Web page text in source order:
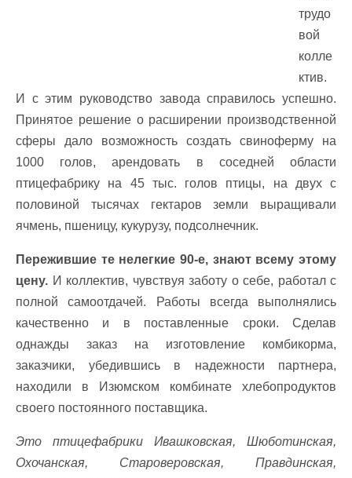
трудо
вой
колле
ктив.
И с этим руководство завода справилось успешно.
Принятое решение о расширении производственной
сферы дало возможность создать свиноферму на
1000 голов, арендовать в соседней области
птицефабрику на 45 тыс. голов птицы, на двух с
половиной тысячах гектаров земли выращивали
ячмень, пшеницу, кукурузу, подсолнечник.
Пережившие те нелегкие 90-е, знают всему этому
цену. И коллектив, чувствуя заботу о себе, работал с
полной самоотдачей. Работы всегда выполнялись
качественно и в поставленные сроки. Сделав
однажды заказ на изготовление комбикорма,
заказчики, убедившись в надежности партнера,
находили в Изюмском комбинате хлебопродуктов
своего постоянного поставщика.
Это птицефабрики Ивашковская, Шюботинская,
Охочанская, Староверовская, Правдинская,